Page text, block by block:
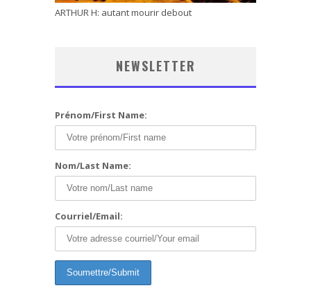
ARTHUR H: autant mourir debout
NEWSLETTER
Prénom/First Name:
Nom/Last Name:
Courriel/Email: